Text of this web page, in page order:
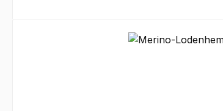
Bildergalerie überspringen